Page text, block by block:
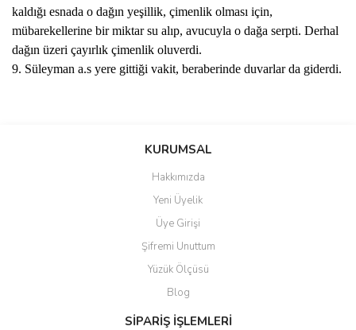
kaldığı esnada o dağın yeşillik, çimenlik olması için,
mübarekellerine bir miktar su alıp, avucuyla o dağa serpti. Derhal
dağın üzeri çayırlık çimenlik oluverdi.
9. Süleyman a.s yere gittiği vakit, beraberinde duvarlar da giderdi.
Bu ürüne ilk yorumu siz yapın!
Yorum Yaz
Ürün resmi kalitesiz, bozuk veya görüntülenemiyor.
Ürün açıklamasında eksik bilgiler bulunuyor.
Ürün bilgilerinde hatalar bulunuyor.
Ürün fiyatı diğer sitelerden daha pahalı.
Bu ürüne benzer farklı alternatifler olmalı.
KURUMSAL
Hakkımızda
Yeni Üyelik
Üye Girişi
Şifremi Unuttum
Yüzük Ölçüsü
Blog
SİPARİŞ İŞLEMLERİ